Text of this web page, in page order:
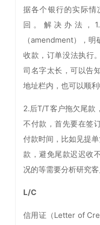
据各个银行的实际情
回。解决办法，
（amendment），
收款，订单没法执行
司名字太长，可以告
地址栏内，也可以顺利
2.后T/T客户拖欠尾款
不付款，首先要在签
付款时间，比如见提
款，避免尾款迟迟收
况的等需要分析研究
L/C
信用证（Letter of